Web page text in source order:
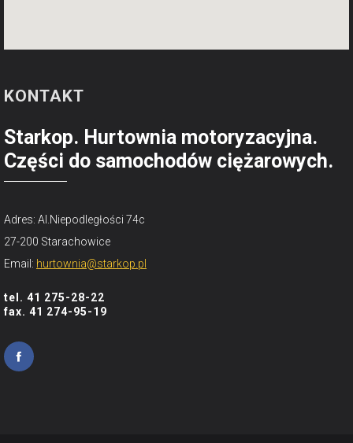
KONTAKT
Starkop. Hurtownia motoryzacyjna.
Części do samochodów ciężarowych.
Adres: Al.Niepodległości 74c
27-200 Starachowice
Email: hurtownia@starkop.pl
tel. 41 275-28-22
fax. 41 274-95-19